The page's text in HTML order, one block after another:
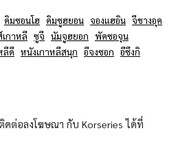
คิมซอนโฮ คิมซูฮยอน จองแฮอิน จีชางอุค
เกาหลี ซูจี นัมจูฮยอก พัคซอจุน
ลีดี หนังเกาหลีสนุก อีจงซอก อีซึงกิ
ต่อลงโฆษณา กับ Korseries ได้ที่